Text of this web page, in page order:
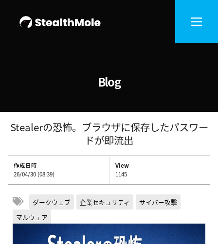
Blog
Stealerの恐怖。ブラウザに保存したパスワー
ドが即流出
作成日時
26/04/30 (08:39)
View
1145
ダークウェブ 企業セキュリティ
サイバー攻撃
マルウェア